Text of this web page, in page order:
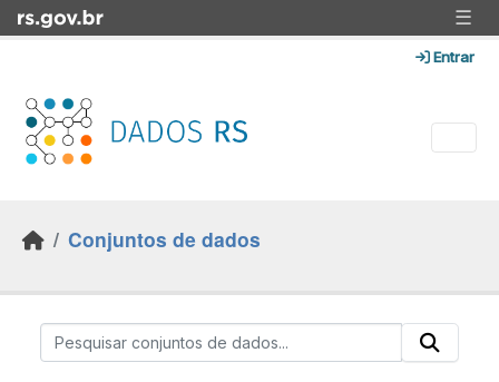
Skip to main content ☰
Entrar
Conjuntos de dados